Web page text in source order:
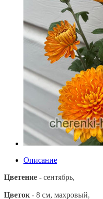
Описание
Цветение - сентябрь,
Цветок - 8 см, махровый,